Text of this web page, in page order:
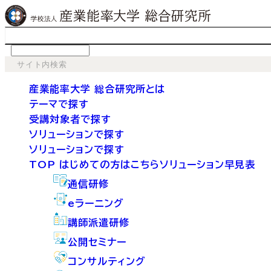
産業能率大学 総合研究所とは
テーマで探す
受講対象者で探す
ソリューションで探す
ソリューションで探す
TOP はじめての方はこちらソリューション早見表
通信研修
eラーニング
講師派遣研修
公開セミナー
コンサルティング